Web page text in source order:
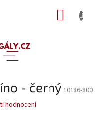
- černý 10186-800
hodnocení